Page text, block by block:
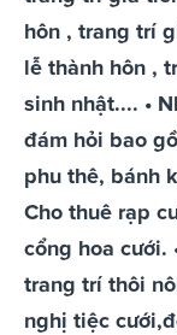
hôn , trang trí
lễ thành hôn ,
sinh nhật.... •
đám hỏi bao
phu thê, bánh
Cho thuê rạp
cổng hoa cưới.
trang trí thôi
nghị tiệc